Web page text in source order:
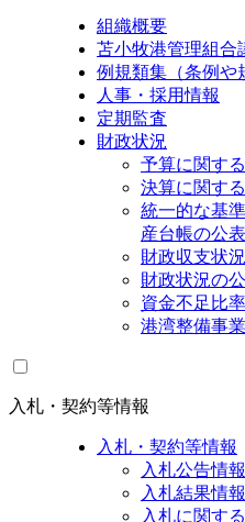
組織概要
苫小牧港管理組合
例規類集（条例や
人事・採用情報
定期監査
財政状況
予算に関す
決算に関す
統一的な基
産台帳の公
財政収支状
財政状況の
資金不足比率
港湾整備事
入札・契約等情報
入札・契約等情報
入札公告情報
入札結果情報
入札に関す